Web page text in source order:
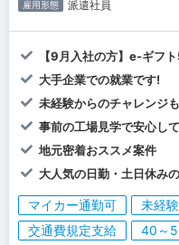
雇用形態 派遣社員
【9月入社の方】e-ギフ
大手企業での就業です!
未経験からのチャレンジ
事前の工場見学で安心し
地元密着おススメ案件
大人気の日勤・土日休み
マイカー通勤可 未経
交通費規定支給
40～